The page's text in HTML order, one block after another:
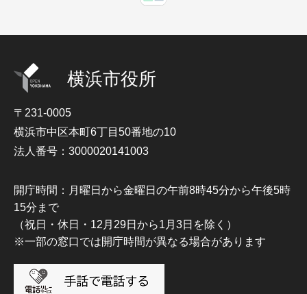
横浜市役所
〒231-0005
横浜市中区本町6丁目50番地の10
法人番号：3000020141003
開庁時間：月曜日から金曜日の午前8時45分から午後5時
15分まで
（祝日・休日・12月29日から1月3日を除く）
※一部の窓口では開庁時間が異なる場合があります